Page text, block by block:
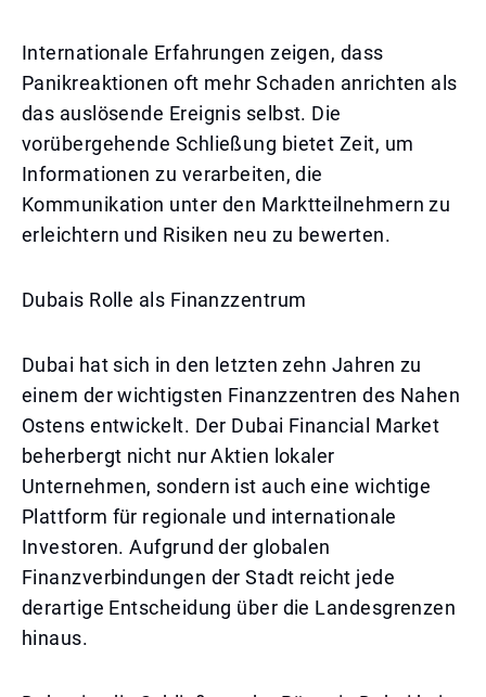
Internationale Erfahrungen zeigen, dass
Panikreaktionen oft mehr Schaden anrichten als
das auslösende Ereignis selbst. Die
vorübergehende Schließung bietet Zeit, um
Informationen zu verarbeiten, die
Kommunikation unter den Marktteilnehmern zu
erleichtern und Risiken neu zu bewerten.
Dubais Rolle als Finanzzentrum
Dubai hat sich in den letzten zehn Jahren zu
einem der wichtigsten Finanzzentren des Nahen
Ostens entwickelt. Der Dubai Financial Market
beherbergt nicht nur Aktien lokaler
Unternehmen, sondern ist auch eine wichtige
Plattform für regionale und internationale
Investoren. Aufgrund der globalen
Finanzverbindungen der Stadt reicht jede
derartige Entscheidung über die Landesgrenzen
hinaus.